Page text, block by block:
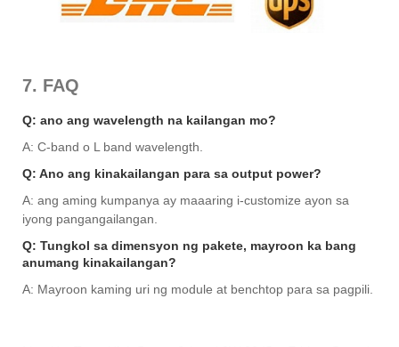
7. FAQ
Q: ano ang wavelength na kailangan mo?
A: C-band o L band wavelength.
Q: Ano ang kinakailangan para sa output power?
A: ang aming kumpanya ay maaaring i-customize ayon sa
iyong pangangailangan.
Q: Tungkol sa dimensyon ng pakete, mayroon ka bang
anumang kinakailangan?
A: Mayroon kaming uri ng module at benchtop para sa pagpili.